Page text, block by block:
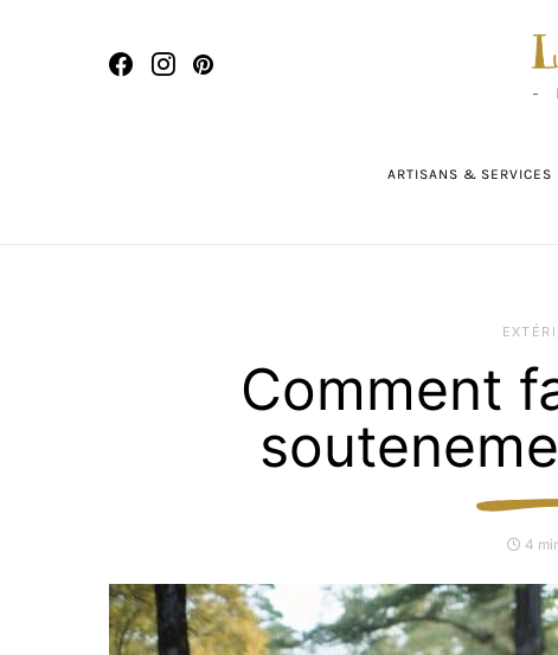
ARTISANS & SERVICES
Comment
4